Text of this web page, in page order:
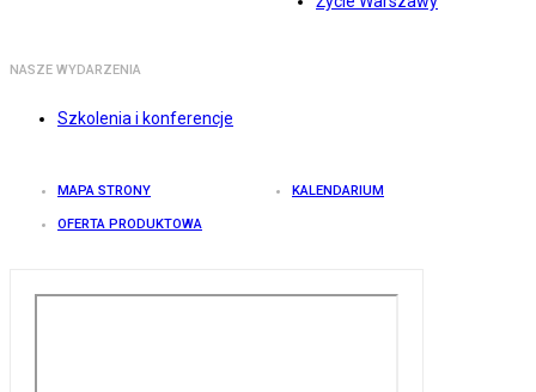
NASZE WYDARZENIA
Szkolenia i konferencje
MAPA STRONY KALENDARIUM
OFERTA PRODUKTOWA